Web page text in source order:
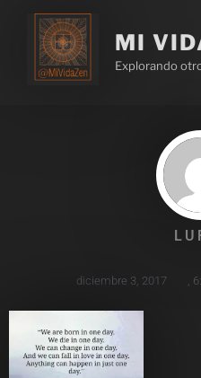
MI
Explorando
diciembre 3, 2017